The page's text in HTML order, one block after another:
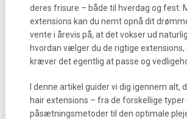
deres frisure – både til hverdag og fest.
extensions kan du nemt opnå dit
vente i årevis på, at det vokser ud
hvordan vælger du de rigtige extensions,
kræver det egentlig at passe og
I denne artikel guider vi dig igennem alt,
hair extensions – fra de forskellige typer
påsætningsmetoder til den optimale